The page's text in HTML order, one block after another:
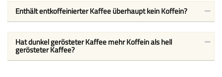
Enthält entkoffeinierter Kaffee überhaupt kein Koffein?
Hat dunkel gerösteter Kaffee mehr Koffein als hell
gerösteter Kaffee?